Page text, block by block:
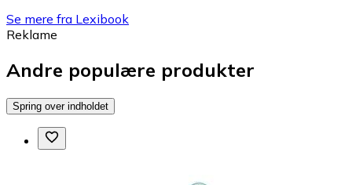
Se mere fra Lexibook
Reklame
Andre populære produkter
Spring over indholdet